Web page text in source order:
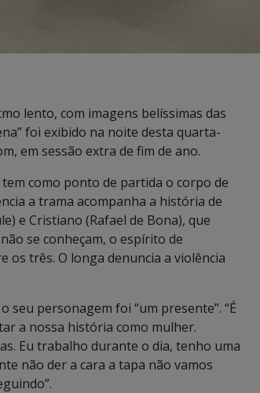
lento, com imagens belíssimas das
foi exibido na noite desta quarta-
em sessão extra de fim de ano.
como ponto de partida o corpo de
a trama acompanha a história de
e Cristiano (Rafael de Bona), que
se conheçam, o espírito de
os três. O longa denuncia a violência
seu personagem foi “um presente”. “É
a nossa história como mulher.
Eu trabalho durante o dia, tenho uma
não der a cara a tapa não vamos